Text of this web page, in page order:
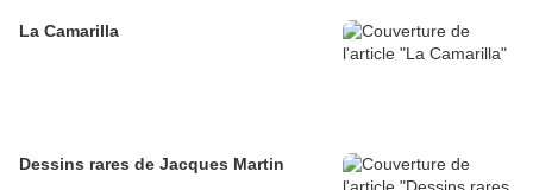
La Camarilla
Dessins rares de Jacques Martin